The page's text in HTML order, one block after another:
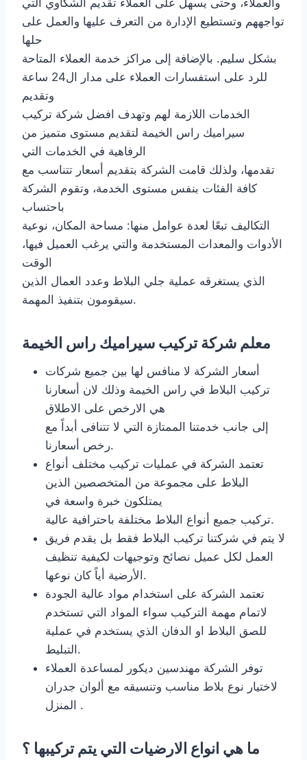
تواجههم وتستطيع الإدارة من التعرف عليها والعمل على
حلها
بشكل سليم. بالإضافة إلى مراكز خدمة العملاء المتاحة
للرد على استفسارات العملاء على مدار ال24 ساعة
وتقديم
الخدمات اللازمة لهم وتهدف افضل شركة تركيب
سيراميك راس الخيمة لتقديم مستوى متميز من
الرفاهية في الخدمات التي
تقدمها، ولذلك قامت الشركة بتقديم أسعار تتناسب مع
كافة الفئات بنفس مستوى الخدمة، وتقوم الشركة
باحتساب
التكاليف تبعًا لعدة عوامل منها: مساحة المكان، نوعية
الأدوات والمعدات المستخدمة والتي يرغب العميل فيها،
الوقت
الذي يستغرقه عملية جلي البلاط وعدد العمال الذين
سيقومون بتنفيذ المهمة.
معلم شركة تركيب سيراميك راس الخيمة
أسعار الشركة لا منافس لها بين جميع شركات
تركيب البلاط في راس الخيمة وذلك لان أسعارنا
هي الارخص على الاطلاق
إلى جانب خدمتنا الممتازة التي لا تتنافى أبداً مع
رخص أسعارنا.
تعتمد الشركة في عمليات تركيب مختلف أنواع
البلاط على مجموعة من المتخصصين الذين
يمتلكون خبرة واسعة في
تركيب جميع أنواع البلاط مختلفة باحترافية عالية.
لا يتم في شركتنا تركيب البلاط فقط بل يقدم فريق
العمل لكل عميل نصائح وتوجيهات لكيفية تنظيف
الأرضية أياً كان نوعها.
تعتمد الشركة على استخدام مواد عالية الجودة
لاتمام مهمة التركيب سواء المواد التي تستخدم
للصق البلاط او الدفان الذي يستخدم في عملية
التبليط.
توفر الشركة مهندسين ديكور لمساعدة العملاء
لاختيار نوع بلاط مناسب وتنسيقه مع ألوان جدران
المنزل .
ما هي انواع الارضيات التي يتم تركيبها ؟